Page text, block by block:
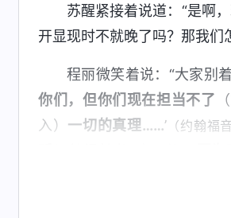
苏醒紧接着说道：“是啊
开显现时不就晚了吗？那我们
程丽微笑着说：“大家别
你们，但你们现在担当不了
入） 一切的真理……’（约翰福
’彼得